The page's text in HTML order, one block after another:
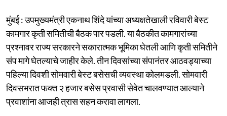
मुंबई : उपमुख्यमंत्री एकनाथ शिंदे यांच्या अध्यक्षतेखाली रविवारी बेस्ट
कामगार कृती समितीची बैठक पार पडली. या बैठकीत कामगारांच्या
प्रश्नावर राज्य सरकारने सकारात्मक भूमिका घेतली आणि कृती समितीने
संप मागे घेतल्याचे जाहीर केले. तीन दिवसांच्या संपानंतर आठवड्याच्या
पहिल्या दिवशी सोमवारी बेस्ट बसेसची व्यवस्था कोलमडली. सोमवारी
दिवसभरात फक्त २ हजार बसेस प्रवासी सेवेत चालवण्यात आल्याने
प्रवाशांना आजही त्रास सहन करावा लागला.